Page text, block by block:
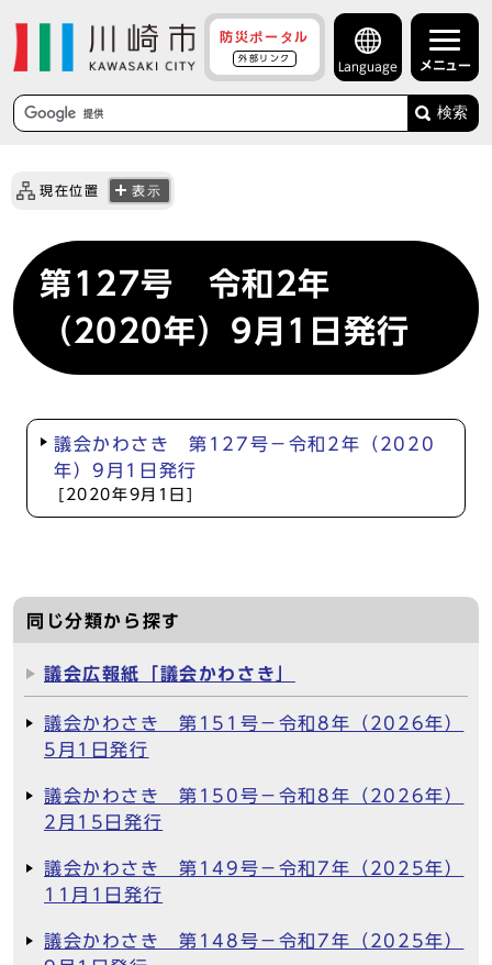
防災ポータル
外部リンク
Language メニュー
検索
現在位置 表示
第127号 令和2年
（2020年）9月1日発行
議会かわさき 第127号－令和2年（2020
年）9月1日発行
[2020年9月1日]
同じ分類から探す
議会広報紙「議会かわさき」
議会かわさき 第151号－令和8年（2026年）
5月1日発行
議会かわさき 第150号－令和8年（2026年）
2月15日発行
議会かわさき 第149号－令和7年（2025年）
11月1日発行
議会かわさき 第148号－令和7年（2025年）